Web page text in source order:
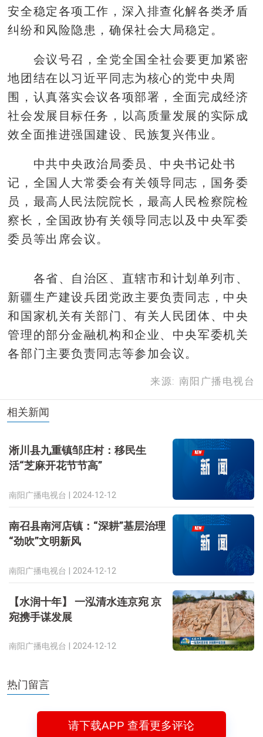
安全稳定各项工作，深入排查化解各类矛盾
纠纷和风险隐患，确保社会大局稳定。
会议号召，全党全国全社会要更加紧密
地团结在以习近平同志为核心的党中央周
围，认真落实会议各项部署，全面完成经济
社会发展目标任务，以高质量发展的实际成
效全面推进强国建设、民族复兴伟业。
中共中央政治局委员、中央书记处书
记，全国人大常委会有关领导同志，国务委
员，最高人民法院院长，最高人民检察院检
察长，全国政协有关领导同志以及中央军委
委员等出席会议。
各省、自治区、直辖市和计划单列市、
新疆生产建设兵团党政主要负责同志，中央
和国家机关有关部门、有关人民团体、中央
管理的部分金融机构和企业、中央军委机关
各部门主要负责同志等参加会议。
来源: 南阳广播电视台
相关新闻
淅川县九重镇邹庄村：移民生
活“芝麻开花节节高”
南阳广播电视台 | 2024-12-12
南召县南河店镇：“深耕”基层治理
“劲吹”文明新风
南阳广播电视台 | 2024-12-12
【水润十年】 一泓清水连京宛 京
宛携手谋发展
南阳广播电视台 | 2024-12-12
热门留言
请下载APP 查看更多评论